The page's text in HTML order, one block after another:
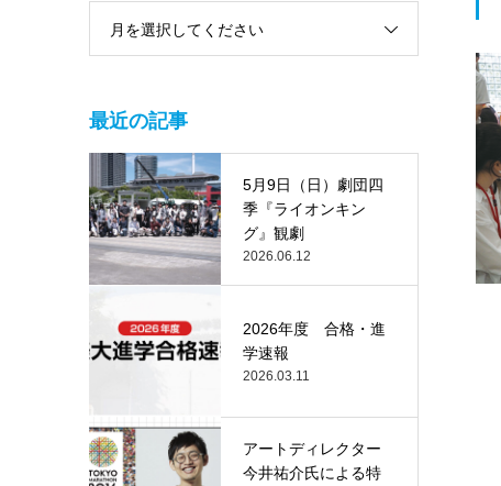
月を選択してください
最近の記事
5月9日（日）劇団四
季『ライオンキン
グ』観劇
2026.06.12
2026年度 合格・進
学速報
2026.03.11
アートディレクター
今井祐介氏による特